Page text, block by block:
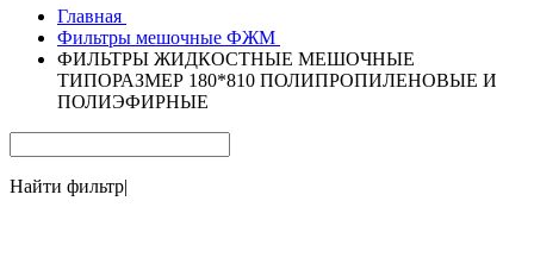
Главная
Фильтры мешочные ФЖМ
ФИЛЬТРЫ ЖИДКОСТНЫЕ МЕШОЧНЫЕ
ТИПОРАЗМЕР 180*810 ПОЛИПРОПИЛЕНОВЫЕ И
ПОЛИЭФИРНЫЕ
Найти фильтр|